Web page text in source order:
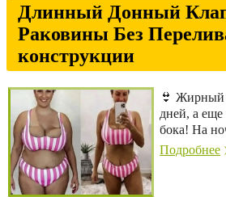
Длинный Донный
Раковины Без
конструкции
👙 Жирный
дней, а еще
бока! На
Подробнее